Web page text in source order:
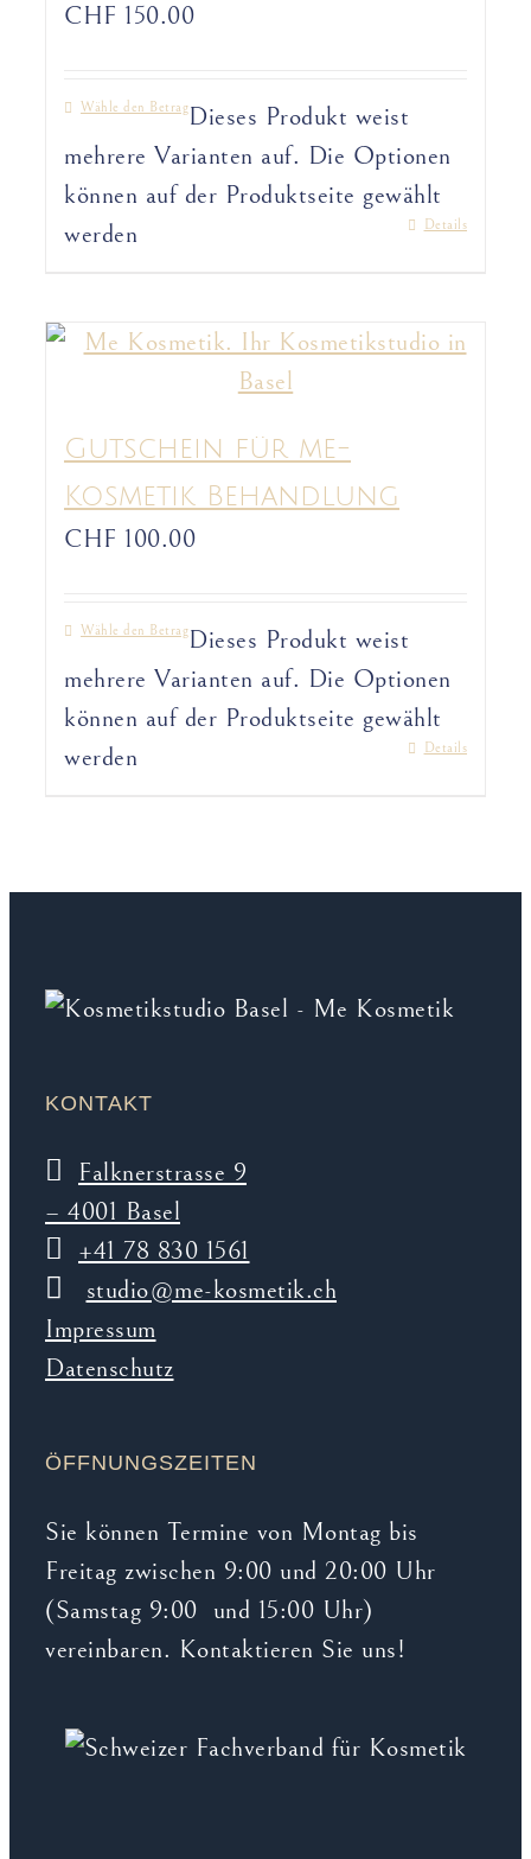
CHF 150.00
Wähle den BetragDieses Produkt weist
mehrere Varianten auf. Die Optionen
können auf der Produktseite gewählt
werden
Details
Gutschein für me-
Kosmetik Behandlung
CHF 100.00
Wähle den BetragDieses Produkt weist
mehrere Varianten auf. Die Optionen
können auf der Produktseite gewählt
werden
Details
KONTAKT
Falknerstrasse 9
– 4001 Basel
+41 78 830 1561
studio@me-kosmetik.ch
Impressum
Datenschutz
ÖFFNUNGSZEITEN
Sie können Termine von Montag bis
Freitag zwischen 9:00 und 20:00 Uhr
(Samstag 9:00 und 15:00 Uhr)
vereinbaren. Kontaktieren Sie uns!